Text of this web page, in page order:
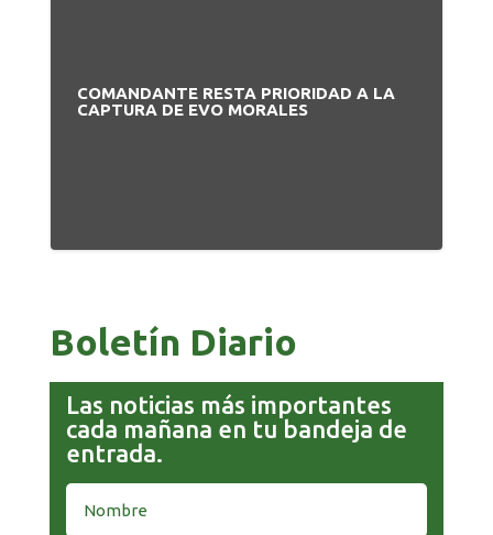
COMANDANTE RESTA PRIORIDAD A LA
CAPTURA DE EVO MORALES
Boletín Diario
Las noticias más importantes
cada mañana en tu bandeja de
entrada.